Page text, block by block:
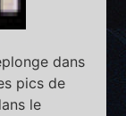
dans
pics de
le